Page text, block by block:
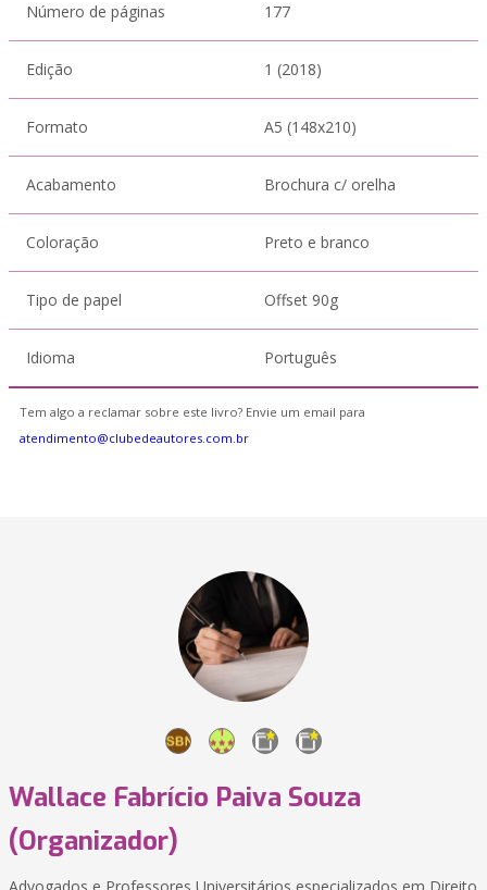
Número de páginas 177
Edição 1 (2018)
Formato A5 (148x210)
Acabamento Brochura c/ orelha
Coloração Preto e branco
Tipo de papel Offset 90g
Idioma Português
Tem algo a reclamar sobre este livro? Envie um email para
atendimento@clubedeautores.com.br
Wallace Fabrício Paiva Souza
(Organizador)